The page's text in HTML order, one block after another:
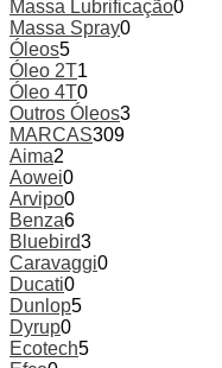
Massa Lubrificação0
Massa Spray0
Óleos5
Óleo 2T1
Óleo 4T0
Outros Óleos3
MARCAS309
Aima2
Aowei0
Arvipo0
Benza6
Bluebird3
Caravaggi0
Ducati0
Dunlop5
Dyrup0
Ecotech5